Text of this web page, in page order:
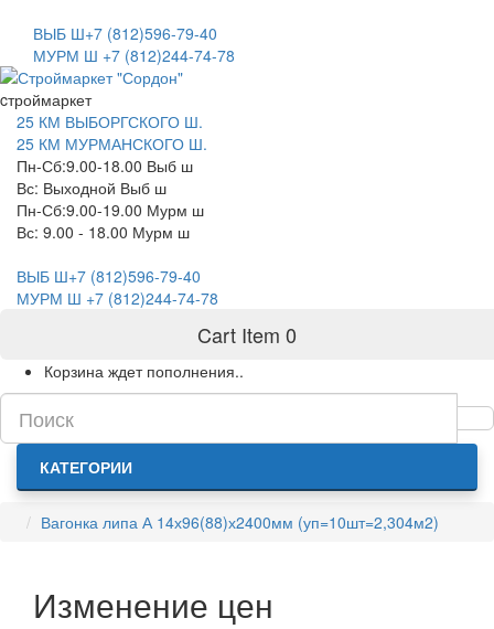
ВЫБ Ш+7 (812)596-79-40
МУРМ Ш +7 (812)244-74-78
cтроймаркет
25 КМ ВЫБОРГСКОГО Ш.
25 КМ МУРМАНСКОГО Ш.
Пн-Сб:9.00-18.00 Выб ш
Вс: Выходной Выб ш
Пн-Сб:9.00-19.00 Мурм ш
Вс: 9.00 - 18.00 Мурм ш
ВЫБ Ш+7 (812)596-79-40
МУРМ Ш +7 (812)244-74-78
Cart Item 0
Корзина ждет пополнения..
КАТЕГОРИИ
Вагонка липа А 14х96(88)х2400мм (уп=10шт=2,304м2)
Изменение цен